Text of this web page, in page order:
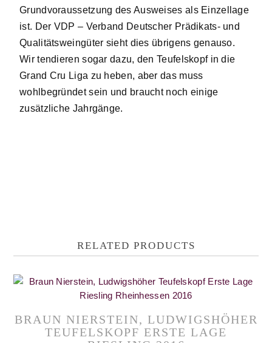
Grundvoraussetzung des Ausweises als Einzellage
ist. Der VDP – Verband Deutscher Prädikats- und
Qualitätsweingüter sieht dies übrigens genauso.
Wir tendieren sogar dazu, den Teufelskopf in die
Grand Cru Liga zu heben, aber das muss
wohlbegründet sein und braucht noch einige
zusätzliche Jahrgänge.
RELATED PRODUCTS
BRAUN NIERSTEIN, LUDWIGSHÖHER
TEUFELSKOPF ERSTE LAGE